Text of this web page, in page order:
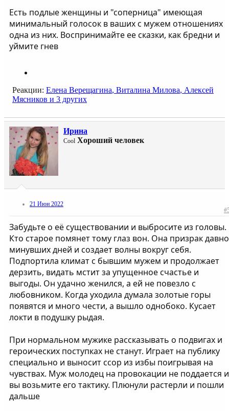
Есть подлые женщины и "соперница" имеющая
минимальный голосок в ваших с мужем отношениях
одна из них. Воспринимайте ее сказки, как бредни и
уймите гнев
Реакции: Елена Верещагина, Виталина Милова, Алексей
Мясников и 3 других
Ирина
Cool Хороший человек
21 Июн 2022
Забудьте о её существовании и выбросите из головы.
Кто старое помянет тому глаз вон. Она призрак давно
минувших дней и создает волны вокруг себя.
Подпортила климат с бывшим мужем и продолжает
дерзить, видать мстит за упущенное счастье и
выгоды. Он удачно женился, а ей не повезло с
любовником. Когда уходила думала золотые горы
появятся и много чести, а вышло однобоко. Кусает
локти в подушку рыдая.
При нормальном мужике рассказывать о подвигах и
героических поступках не станут. Играет на публику
специально и выносит ссор из избы поигрывая на
чувствах. Муж молодец на провокации не поддается и
вы возьмите его тактику. Плюнули растерли и пошли
дальше